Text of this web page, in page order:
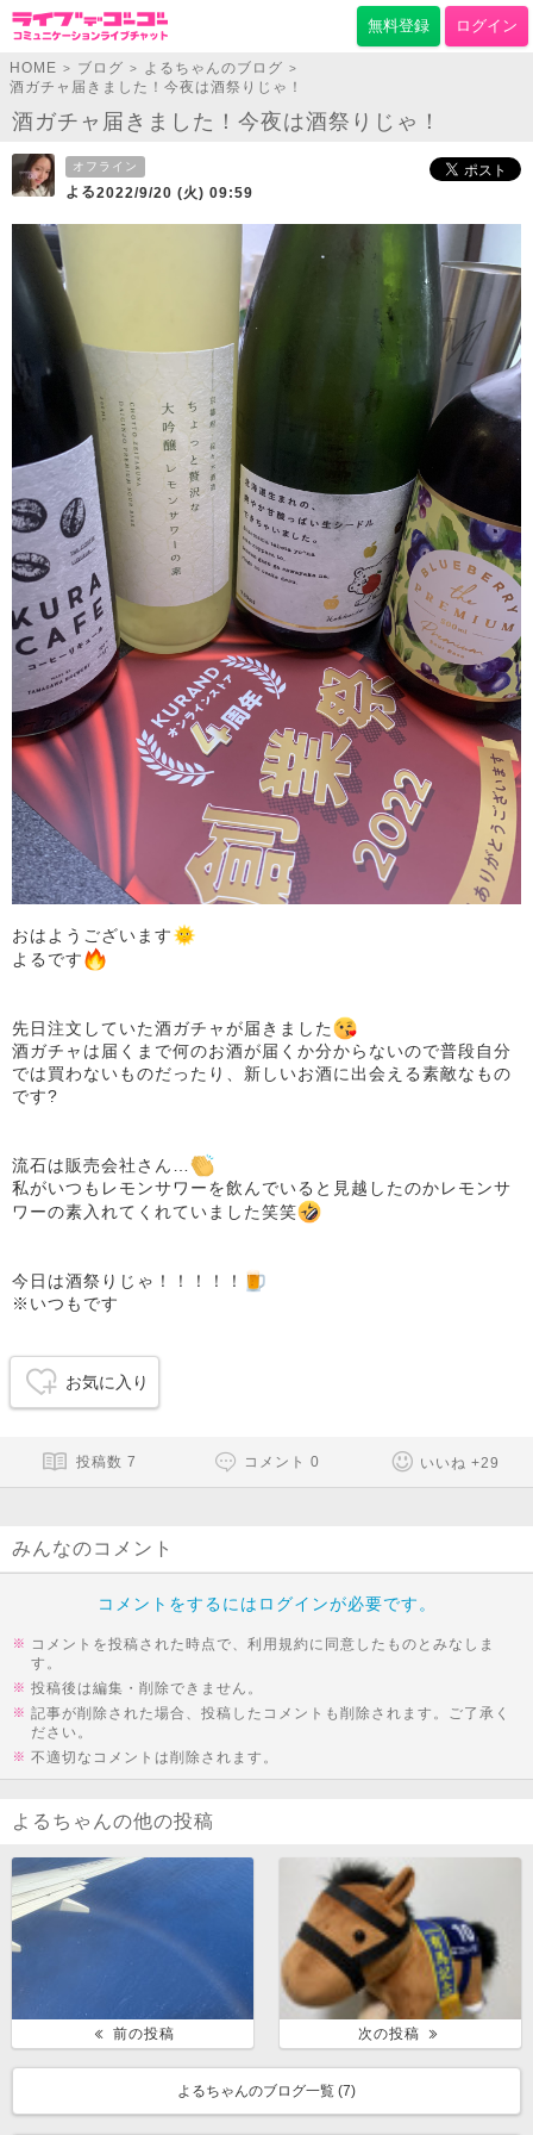
無料登録 ログイン
HOME > ブログ > よるちゃんのブログ >
酒ガチャ届きました！今夜は酒祭りじゃ！
酒ガチャ届きました！今夜は酒祭りじゃ！
オフライン
よる2022/9/20 (火) 09:59
おはようございます
よるです
先日注文していた酒ガチャが届きました
酒ガチャは届くまで何のお酒が届くか分からないので普段自分
では買わないものだったり、新しいお酒に出会える素敵なもの
です?
流石は販売会社さん…
私がいつもレモンサワーを飲んでいると見越したのかレモンサ
ワーの素入れてくれていました笑笑
今日は酒祭りじゃ！！！！！
※いつもです
お気に入り
投稿数 7 コメント 0 いいね +29
みんなのコメント
コメントをするにはログインが必要です。
コメントを投稿された時点で、利用規約に同意したものとみなしま
す。
投稿後は編集・削除できません。
記事が削除された場合、投稿したコメントも削除されます。ご了承く
ださい。
不適切なコメントは削除されます。
よるちゃんの他の投稿
前の投稿 次の投稿
よるちゃんのブログ一覧 (7)